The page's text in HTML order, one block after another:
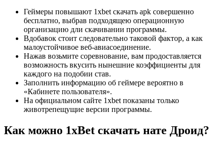
Геймеры повышают 1xbet скачать apk совершенно
бесплатно, выбрав подходящею операционную
организацию дли скачивании программы.
Вдобавок стоит следовательно таковой фактор, а как
малоустойчивое веб-авиасоединение.
Нажав возьмите соревнование, вам продоставляется
возможность вкусить нынешние коэффициенты для
каждого на подобии став.
Заполнить информацию об геймере вероятно в
«Кабинете пользователя».
На официальном сайте 1xbet показаны только
животрепещущие версии программы.
Как можно 1xBet скачать нате Дроид?